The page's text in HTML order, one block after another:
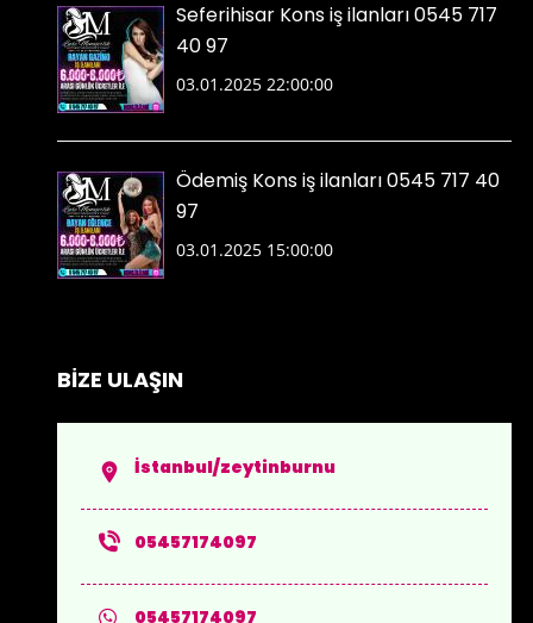
Seferihisar Kons iş ilanları 0545 717
40 97
03.01.2025 22:00:00
Ödemiş Kons iş ilanları 0545 717 40
97
03.01.2025 15:00:00
BİZE ULAŞIN
İstanbul/zeytinburnu
05457174097
05457174097